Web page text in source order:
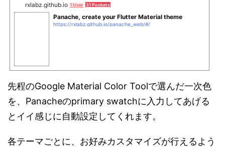
rxlabz.github.io 1 User 31 Pockets
Panache, create your Flutter Material theme
https://rxlabz.github.io/panache_web/#/
先程のGoogle Material Color Toolで選んだ一次色
を、Panacheのprimary swatchに入力してあげる
とイイ感じに自動設定してくれます。
各テーマごとに、お好みカスタマイズが行えるよう